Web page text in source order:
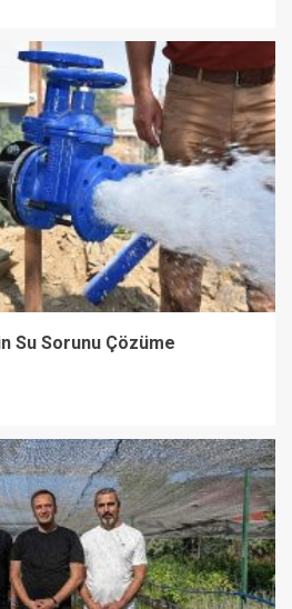
Su Sorunu Çözüme